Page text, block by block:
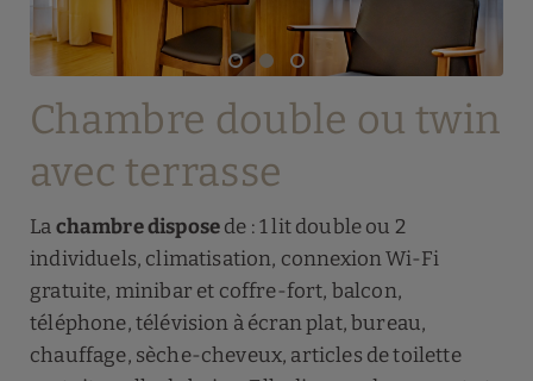
Chambre double ou twin
avec terrasse
Lachambre disposede : 1 lit double ou 2
individuels, climatisation, connexion Wi-Fi
gratuite, minibar et coffre-fort, balcon,
téléphone, télévision à écran plat, bureau,
chauffage, sèche-cheveux, articles de toilette